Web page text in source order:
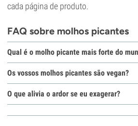
cada página de produto.
FAQ sobre molhos picantes
Qual é o molho picante mais forte do
Os vossos molhos picantes são vegan?
O que alivia o ardor se eu exagerar?